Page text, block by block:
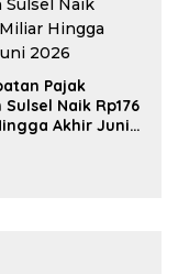
Pajak
Sulsel Naik Rp176
Akhir Juni